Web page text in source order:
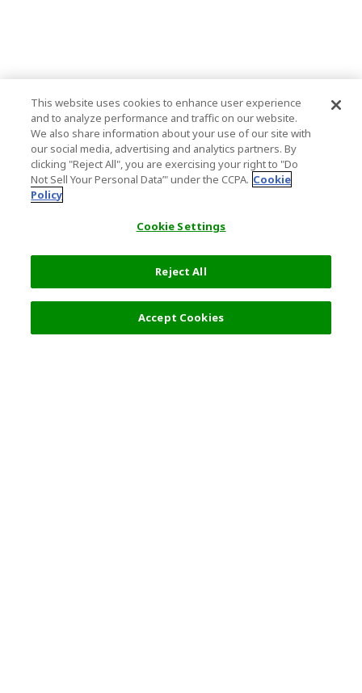
This website uses cookies to enhance user experience
and to analyze performance and traffic on our website.
We also share information about your use of our site with
our social media, advertising and analytics partners. By
clicking "Reject All", you are exercising your right to "Do
Not Sell Your Personal Data’" under the CCPA. Cookie
Policy
Cookie Settings
Reject All
Accept Cookies